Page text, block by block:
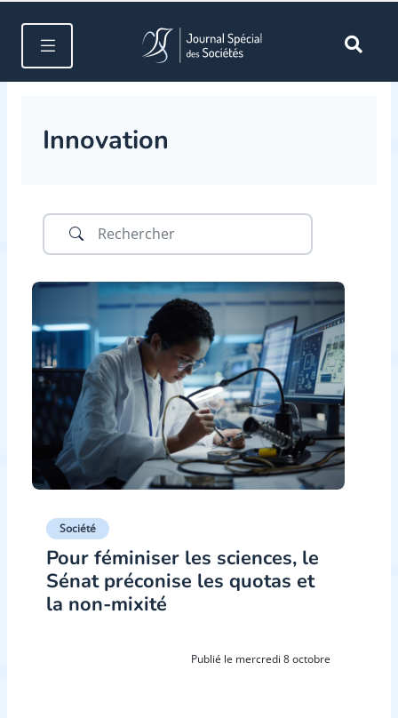
Innovation
Société
Pour féminiser les sciences, le
Sénat préconise les quotas et
la non-mixité
Publié le mercredi 8 octobre